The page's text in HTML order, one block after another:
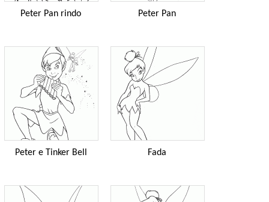
Peter Pan rindo Peter Pan
Peter e Tinker Bell Fada